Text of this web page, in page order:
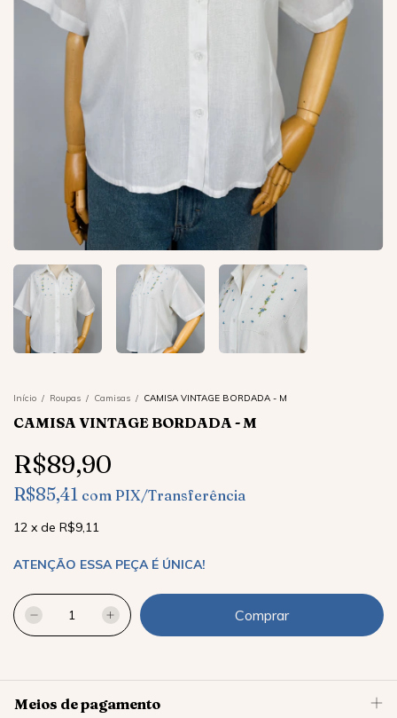
Início / Roupas / Camisas / CAMISA VINTAGE BORDADA - M
CAMISA VINTAGE BORDADA - M
R$89,90
R$85,41 com PIX/Transferência
12 x de R$9,11
ATENÇÃO ESSA PEÇA É ÚNICA!
Meios de pagamento